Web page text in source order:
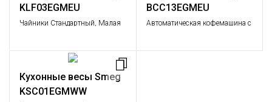
KLF03EGMEU
Чайники Стандартный, Малая
BCC13EGMEU
Автоматическая кофемашина с
Кухонные весы Smeg
KSC01EGMWW